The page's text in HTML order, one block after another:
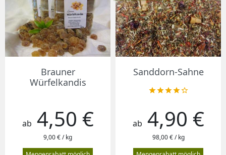
Brauner
Würfelkandis
Preis
ab 4,50 €
9,00 € / kg
Sanddorn-Sahne

Preis
ab 4,90 €
98,00 € / kg